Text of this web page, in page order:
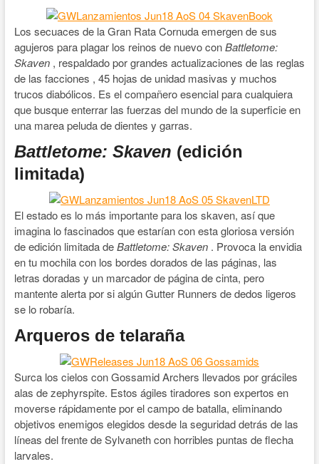
Los secuaces de la Gran Rata Cornuda emergen de sus
agujeros para plagar los reinos de nuevo conBattletome:
Skaven, respaldado por grandes actualizaciones de las reglas
de las facciones , 45 hojas de unidad masivas y muchos
trucos diabólicos. Es el compañero esencial para cualquiera
que busque enterrar las fuerzas del mundo de la superficie en
una marea peluda de dientes y garras.
Battletome: Skaven (edición
limitada)
El estado es lo más importante para los skaven, así que
imagina lo fascinados que estarían con esta gloriosa versión
de edición limitada deBattletome: Skaven. Provoca la envidia
en tu mochila con los bordes dorados de las páginas, las
letras doradas y un marcador de página de cinta, pero
mantente alerta por si algún Gutter Runners de dedos ligeros
se lo robaría.
Arqueros de telaraña
Surca los cielos con Gossamid Archers llevados por gráciles
alas de zephyrspite. Estos ágiles tiradores son expertos en
moverse rápidamente por el campo de batalla, eliminando
objetivos enemigos elegidos desde la seguridad detrás de las
líneas del frente de Sylvaneth con horribles puntas de flecha
larvales.